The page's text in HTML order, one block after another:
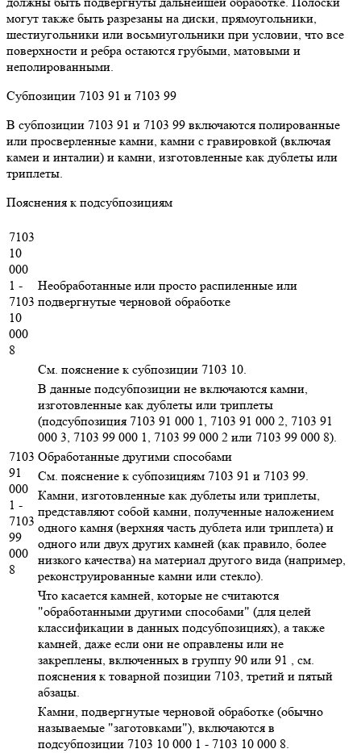
могут также быть разрезаны на диски, прямоугольники,
шестиугольники или восьмиугольники при условии, что все
поверхности и ребра остаются грубыми, матовыми и
неполированными.
Субпозиции 7103 91 и 7103 99
В субпозиции 7103 91 и 7103 99 включаются полированные
или просверленные камни, камни с гравировкой (включая
камеи и инталии) и камни, изготовленные как дублеты или
триплеты.
Пояснения к подсубпозициям
7103
10
000
1 -
7103
10
000
8
Необработанные или просто распиленные или
подвергнутые черновой обработке
См. пояснение к субпозиции 7103 10.
В данные подсубпозиции не включаются камни,
изготовленные как дублеты или триплеты
(подсубпозиция 7103 91 000 1, 7103 91 000 2, 7103 91
000 3, 7103 99 000 1, 7103 99 000 2 или 7103 99 000 8).
7103
91
000
1 -
7103
99
000
8
Обработанные другими способами
См. пояснение к субпозициям 7103 91 и 7103 99.
Камни, изготовленные как дублеты или триплеты,
представляют собой камни, полученные наложением
одного камня (верхняя часть дублета или триплета) и
одного или двух других камней (как правило, более
низкого качества) на материал другого вида (например,
реконструированные камни или стекло).
Что касается камней, которые не считаются
"обработанными другими способами" (для целей
классификации в данных подсубпозициях), а также
камней, даже если они не оправлены или не
закреплены, включенных в группу 90 или 91 , см.
пояснения к товарной позиции 7103, третий и пятый
абзацы.
Камни, подвергнутые черновой обработке (обычно
называемые "заготовками"), включаются в
подсубпозиции 7103 10 000 1 - 7103 10 000 8.